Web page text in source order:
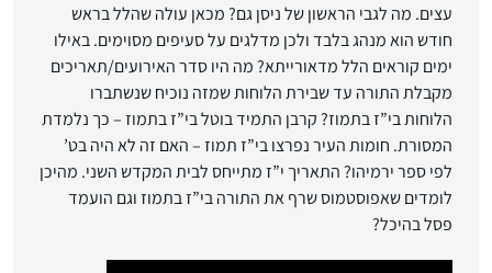
עצים. מה לגבי הראשון של ניסן גם? מכאן עולה שהלל בראש
חודש הוא מנהג בלבד ולכן מדלגים על סעיפים מסוימים. באילו
ימים קוראים הלל מדאורייתא? מה היו סדר האירועים/תאריכים
מקבלת התורה עד שבירת הלוחות שמזה נוכיח שנשתברו
הלוחות בי”ז בתמוז? קרבן התמיד בוטל בי”ז בתמוז – כך נלמדת
המסורת. חומות העיר נפרצו בי”ז תמוז – האם זה לא היה בט’
לפי ספר ירמיהו? התאריך י”ז מתייחס לבית המקדש השני. מהיכן
לומדים שאפוסטמוס שרף את התורה בי”ז בתמוז וגם הועמד
פסל בהיכל?